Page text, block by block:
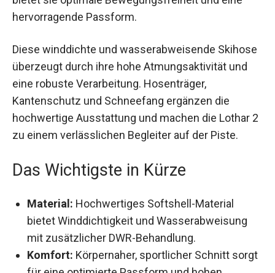
hervorragende Passform.
Skihose überzeugt durch ihre hohe
Atmungsaktivität und eine robuste Verarbeitung.
Hosenträger, Kantenschutz und Schneefang
ergänzen die hochwertige Ausstattung und
machen die Lothar 2 zu einem verlässlichen
Begleiter auf der Piste.
Das Wichtigste in Kürze
Material: Hochwertiges Softshell-Material
bietet Winddichtigkeit und Wasserabweisung
mit zusätzlicher DWR-Behandlung.
Komfort: Körpernaher, sportlicher Schnitt